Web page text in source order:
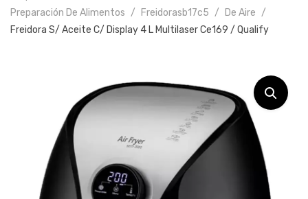
Preparación De Alimentos
Freidorasb17c5
De Aire
Freidora S/ Aceite C/ Display 4 L Multilaser Ce169 / Qualify